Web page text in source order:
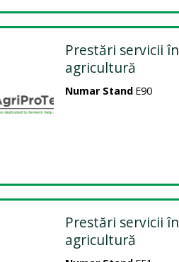
Prestări servicii în
agricultură
Numar Stand E90
Prestări servicii în
agricultură